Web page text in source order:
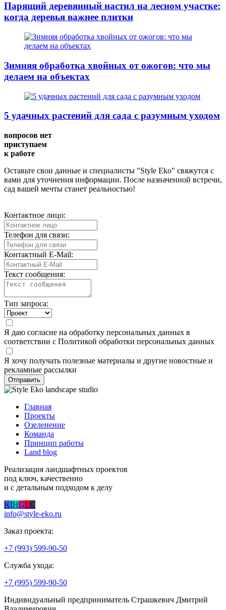
Парящий деревянный настил на лесном участке:
когда деревья важнее плитки
Зимняя обработка хвойных от ожогов: что мы
делаем на объектах
5 удачных растений для сада с разумным уходом
вопросов нет
приступаем
к работе
Оставьте свои данные и специалисты "Style Eko" свяжутся с
вами для уточнения информации. После назначенной встречи,
сад вашей мечты станет реальностью!
Контактное лицо:
Телефон для связи:
Контактный E-Mail:
Текст сообщения:
Тип запроса:
Я даю согласие на обработку персональных данных в
соответствии с Политикой обработки персональных данных
Я хочу получать полезные материалы и другие новостные и
рекламные рассылки
Отправить
Главная
Проекты
Озеленение
Команда
Принцип работы
Land blog
Реализация ландшафтных проектов
под ключ, качественно
и с детальным подходом к делу
KIHGLC
info@style-eko.ru
Заказ проекта:
+7 (993) 599-90-50
Служба ухода:
+7 (995) 599-90-50
Индивидуальный предприниматель Страшкевич Дмитрий